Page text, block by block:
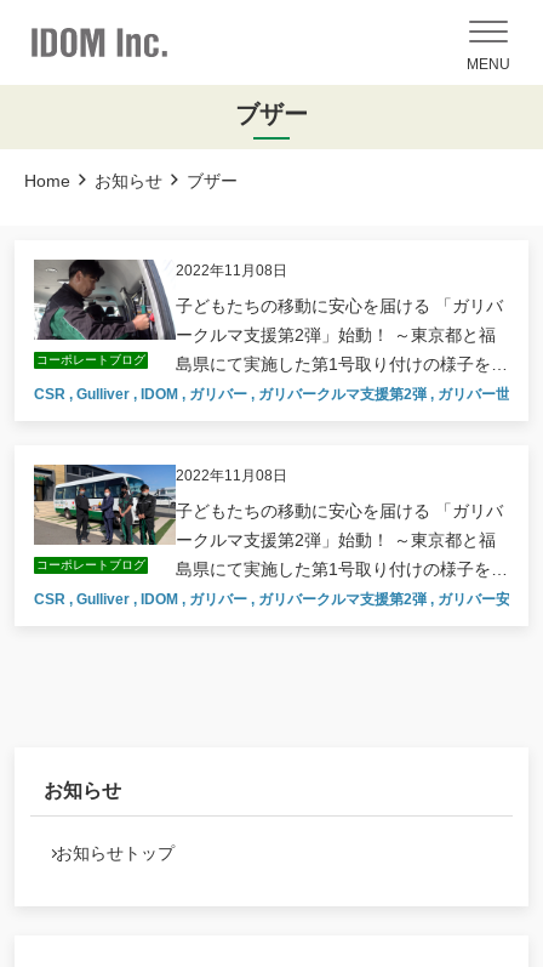
MENU
ブザー
Home お知らせ ブザー
2022年11月08日
コーポレートブログ
子どもたちの移動に安心を届ける 「ガリバ
ークルマ支援第2弾」始動！ ～東京都と福
島県にて実施した第1号取り付けの様子をレ
ポート～ （東京編）
CSR , Gulliver , IDOM , ガリバー , ガリバークルマ支援第2弾 , ガリバー世田
2022年11月08日
コーポレートブログ
子どもたちの移動に安心を届ける 「ガリバ
ークルマ支援第2弾」始動！ ～東京都と福
島県にて実施した第1号取り付けの様子をレ
ポート～ （福島編）
CSR , Gulliver , IDOM , ガリバー , ガリバークルマ支援第2弾 , ガリバー安積店
お知らせ
お知らせトップ